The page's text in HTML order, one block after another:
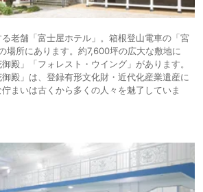
老舗「富士屋ホテル」。箱根登山電車の「宮
場所にあります。約7,600坪の広大な敷地に
殿」「フォレスト・ウイング」があります。
御殿」は、登録有形文化財・近代化産業遺産に
まいは古くから多くの人々を魅了していま